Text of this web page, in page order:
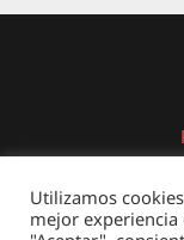
Utilizamos
mejor experiencia